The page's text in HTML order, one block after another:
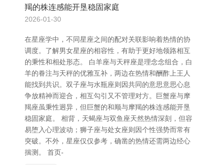
羯的株连感能开垦稳固家庭
2026-01-30
在星座学中，不同星座之间的配对关联影响着热情的协
调度。了解男女星座的相容性，有助于更好地领路相互
的秉性和相处形态。 白羊座与天秤座是理念念组合，白
羊的眷注与天秤的优雅互补，两边在热情和酬酢上王人
能找到共识。双子座与水瓶座则因共同的意思意思心息
争放精神而迎合，相互勾引又不管理对方。巨蟹座与摩
羯座虽秉性迥异，但巨蟹的和顺与摩羯的株连感能开垦
稳固家庭。 相背，天蝎座与双鱼座天然热情深刻，但容
易堕入心理波动；狮子座与处女座则因个性强势而常有
突破。不外，星座仅仅参考，确凿的热情还需两边经心
揣测。 首页-